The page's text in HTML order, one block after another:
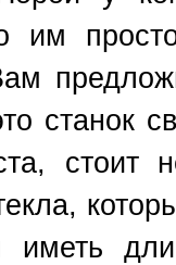
им
станок
стоит
иметь